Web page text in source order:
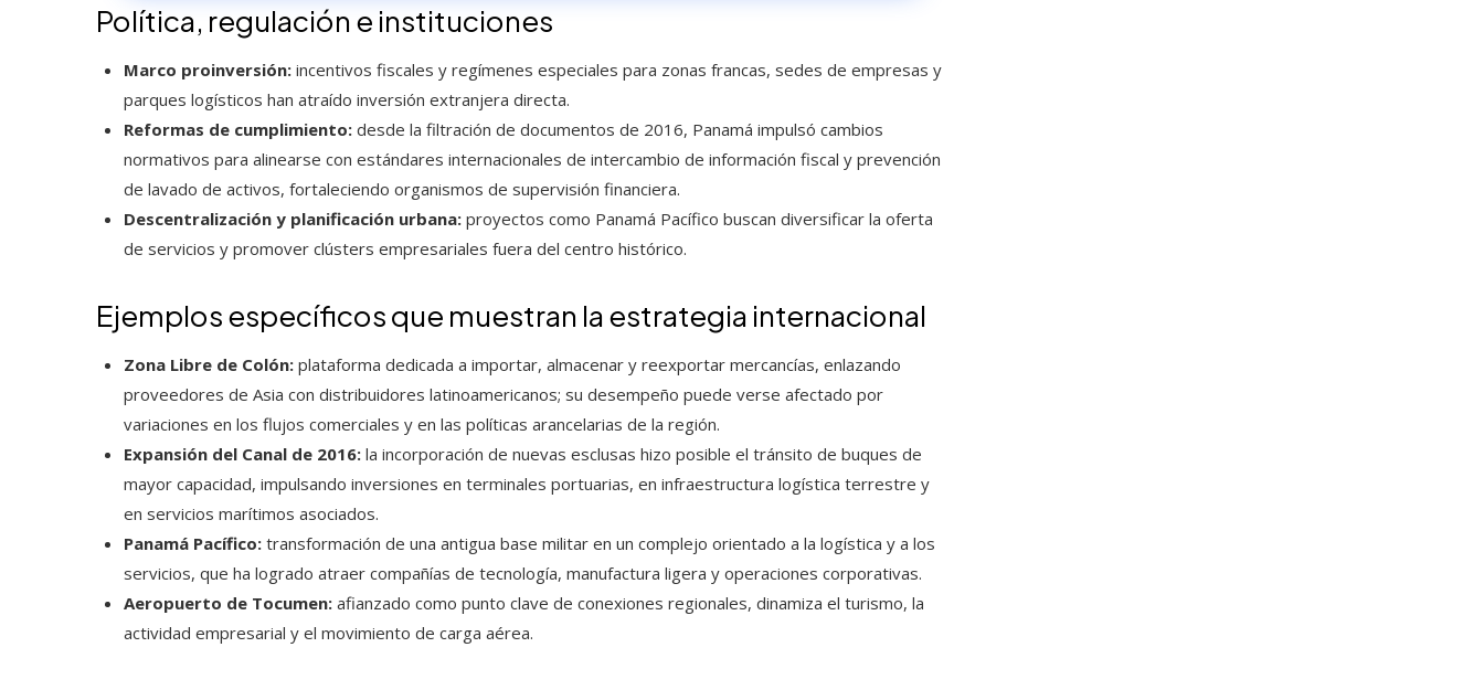
Política, regulación e instituciones
Marco proinversión: incentivos fiscales y regímenes especiales para zonas francas, sedes de empresas y
parques logísticos han atraído inversión extranjera directa.
Reformas de cumplimiento: desde la filtración de documentos de 2016, Panamá impulsó cambios
normativos para alinearse con estándares internacionales de intercambio de información fiscal y prevención
de lavado de activos, fortaleciendo organismos de supervisión financiera.
Descentralización y planificación urbana: proyectos como Panamá Pacífico buscan diversificar la oferta
de servicios y promover clústers empresariales fuera del centro histórico.
Ejemplos específicos que muestran la estrategia internacional
Zona Libre de Colón: plataforma dedicada a importar, almacenar y reexportar mercancías, enlazando
proveedores de Asia con distribuidores latinoamericanos; su desempeño puede verse afectado por
variaciones en los flujos comerciales y en las políticas arancelarias de la región.
Expansión del Canal de 2016: la incorporación de nuevas esclusas hizo posible el tránsito de buques de
mayor capacidad, impulsando inversiones en terminales portuarias, en infraestructura logística terrestre y
en servicios marítimos asociados.
Panamá Pacífico: transformación de una antigua base militar en un complejo orientado a la logística y a los
servicios, que ha logrado atraer compañías de tecnología, manufactura ligera y operaciones corporativas.
Aeropuerto de Tocumen: afianzado como punto clave de conexiones regionales, dinamiza el turismo, la
actividad empresarial y el movimiento de carga aérea.